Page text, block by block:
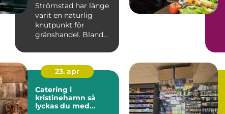
Strömstad har länge
varit en naturlig
knutpunkt för
gränshandel. Bland
23. apr
Catering i
kristinehamn så
lyckas du med